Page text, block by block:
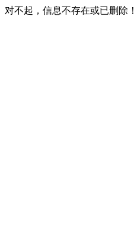
对不起，信息不存在或已删除！